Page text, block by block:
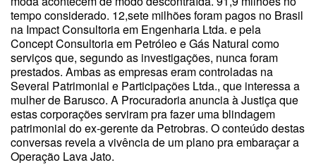
tempo considerado. 12,sete milhões foram pagos no Brasil
na Impact Consultoria em Engenharia Ltda. e pela
Concept Consultoria em Petróleo e Gás Natural como
serviços que, segundo as investigações, nunca foram
prestados. Ambas as empresas eram controladas na
Several Patrimonial e Participações Ltda., que interessa a
mulher de Barusco. A Procuradoria anuncia à Justiça que
estas corporações serviram pra fazer uma blindagem
patrimonial do ex-gerente da Petrobras. O conteúdo destas
conversas revela a vivência de um plano pra embaraçar a
Operação Lava Jato.